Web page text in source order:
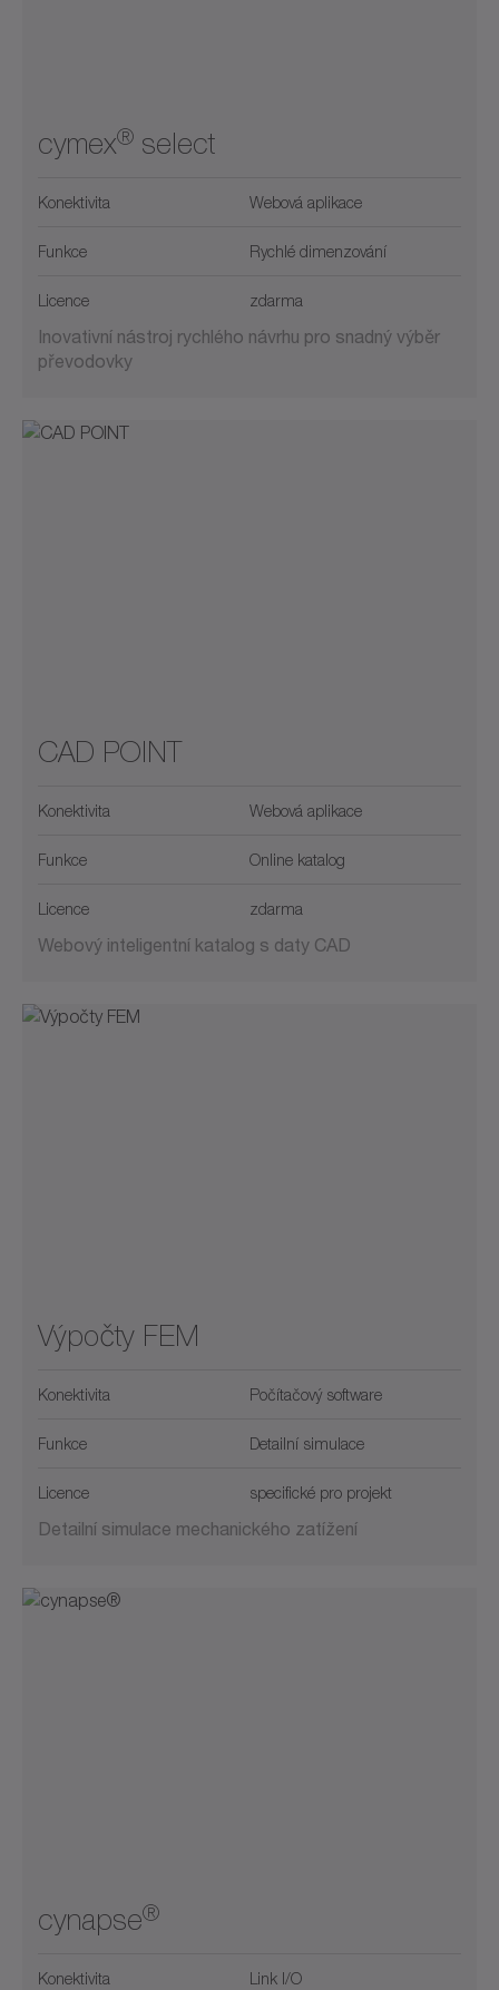
cymex® select
Konektivita Webová aplikace
Funkce Rychlé dimenzování
Licence zdarma
Inovativní nástroj rychlého návrhu pro snadný výběr
převodovky
CAD POINT
Konektivita Webová aplikace
Funkce Online katalog
Licence zdarma
Webový inteligentní katalog s daty CAD
Výpočty FEM
Konektivita Počítačový software
Funkce Detailní simulace
Licence specifické pro projekt
Detailní simulace mechanického zatížení
cynapse®
Konektivita Link I/O